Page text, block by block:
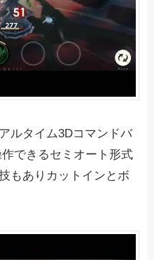
ルタイム3Dコマンドバ
できるセミオート形式
もありカットインとボ